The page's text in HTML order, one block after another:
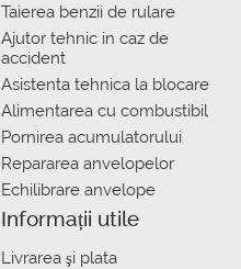
Taierea benzii de rulare
Ajutor tehnic in caz de
accident
Asistenta tehnica la blocare
Alimentarea cu combustibil
Pornirea acumulatorului
Repararea anvelopelor
Echilibrare anvelope
Informații utile
Livrarea şi plata